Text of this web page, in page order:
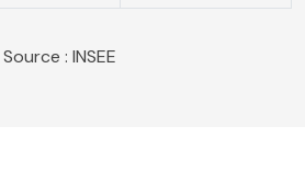
Source : INSEE